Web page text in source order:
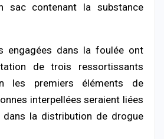
sac contenant la substance
engagées dans la foulée ont
de trois ressortissants
les premiers éléments de
interpellées seraient liées
la distribution de drogue